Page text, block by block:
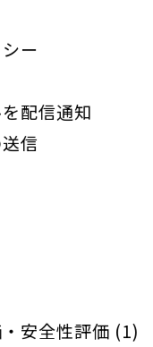
ー
配信通知
信
安全性評価 (1)